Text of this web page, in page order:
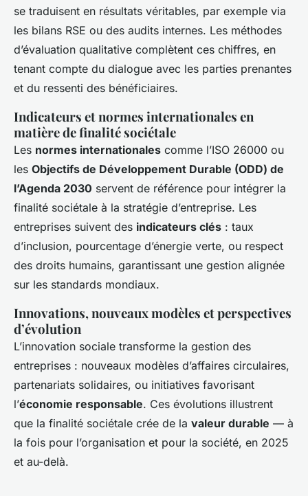
se traduisent en résultats véritables, par exemple via
les bilans RSE ou des audits internes. Les méthodes
d’évaluation qualitative complètent ces chiffres, en
tenant compte du dialogue avec les parties prenantes
et du ressenti des bénéficiaires.
Indicateurs et normes internationales en
matière de finalité sociétale
Les normes internationales comme l’ISO 26000 ou
les Objectifs de Développement Durable (ODD) de
l’Agenda 2030 servent de référence pour intégrer la
finalité sociétale à la stratégie d’entreprise. Les
entreprises suivent des indicateurs clés : taux
d’inclusion, pourcentage d’énergie verte, ou respect
des droits humains, garantissant une gestion alignée
sur les standards mondiaux.
Innovations, nouveaux modèles et perspectives
d’évolution
L’innovation sociale transforme la gestion des
entreprises : nouveaux modèles d’affaires circulaires,
partenariats solidaires, ou initiatives favorisant
l’économie responsable. Ces évolutions illustrent
que la finalité sociétale crée de la valeur durable — à
la fois pour l’organisation et pour la société, en 2025
et au-delà.